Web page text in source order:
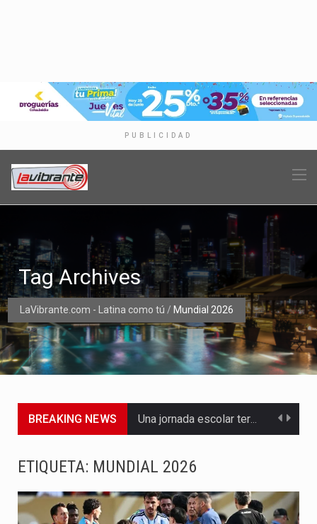
PUBLICIDAD
LaVibrante.com - Latina como tú / Mundial 2026
Tag Archives
BREAKING NEWS Una jornada escolar terminó en tragedia este viernes 7 de…
Abelardo de la Espriella asumió este viernes 7 de agosto…
ETIQUETA: MUNDIAL 2026